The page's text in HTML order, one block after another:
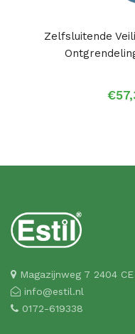
Zelfsluitende
€
Magazijnweg 7 2404
info@estil.nl
0172-619338